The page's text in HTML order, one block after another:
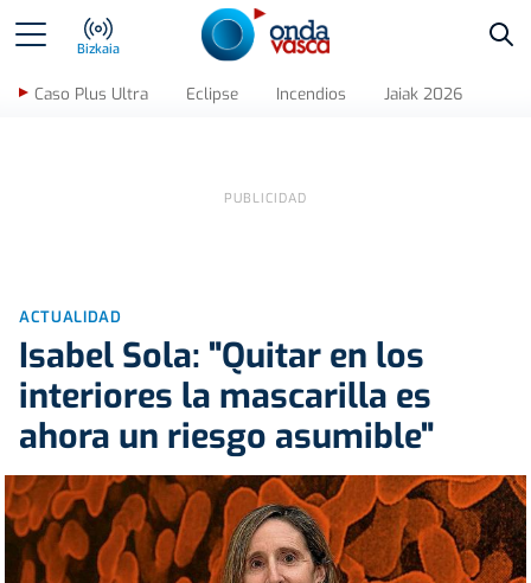
Bizkaia
Caso Plus Ultra Eclipse Incendios Jaiak 2026
ACTUALIDAD
Isabel Sola: "Quitar en los
interiores la mascarilla es
ahora un riesgo asumible"